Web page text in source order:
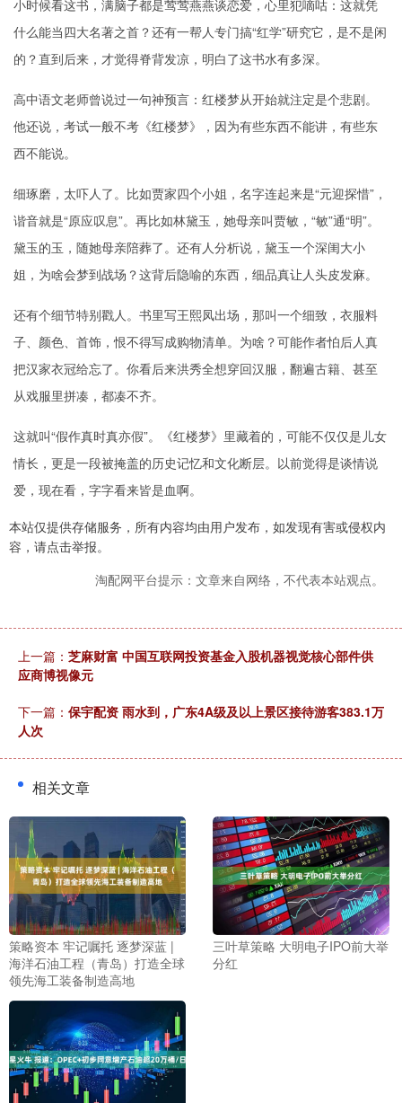
小时候看这书，满脑子都是莺莺燕燕谈恋爱，心里犯嘀咕：这就凭
什么能当四大名著之首？还有一帮人专门搞“红学”研究它，是不是闲
的？直到后来，才觉得脊背发凉，明白了这书水有多深。
高中语文老师曾说过一句神预言：红楼梦从开始就注定是个悲剧。
他还说，考试一般不考《红楼梦》，因为有些东西不能讲，有些东
西不能说。
细琢磨，太吓人了。比如贾家四个小姐，名字连起来是“元迎探惜”，
谐音就是“原应叹息”。再比如林黛玉，她母亲叫贾敏，“敏”通“明”。
黛玉的玉，随她母亲陪葬了。还有人分析说，黛玉一个深闺大小
姐，为啥会梦到战场？这背后隐喻的东西，细品真让人头皮发麻。
还有个细节特别戳人。书里写王熙凤出场，那叫一个细致，衣服料
子、颜色、首饰，恨不得写成购物清单。为啥？可能作者怕后人真
把汉家衣冠给忘了。你看后来洪秀全想穿回汉服，翻遍古籍、甚至
从戏服里拼凑，都凑不齐。
这就叫“假作真时真亦假”。《红楼梦》里藏着的，可能不仅仅是儿女
情长，更是一段被掩盖的历史记忆和文化断层。以前觉得是谈情说
爱，现在看，字字看来皆是血啊。
本站仅提供存储服务，所有内容均由用户发布，如发现有害或侵权内
容，请点击举报。
淘配网平台提示：文章来自网络，不代表本站观点。
上一篇： 芝麻财富 中国互联网投资基金入股机器视觉核心部件供
应商博视像元
下一篇： 保宇配资 雨水到，广东4A级及以上景区接待游客383.1万
人次
相关文章
策略资本 牢记嘱托 逐梦深蓝 |
海洋石油工程（青岛）打造全球
领先海工装备制造高地
三叶草策略 大明电子IPO前大举
分红